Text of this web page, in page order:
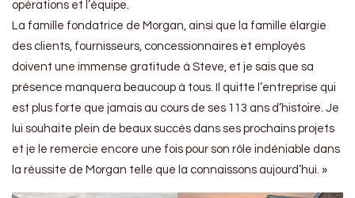
opérations et l’équipe.
La famille fondatrice de Morgan, ainsi que la famille élargie
des clients, fournisseurs, concessionnaires et employés
doivent une immense gratitude à Steve, et je sais que sa
présence manquera beaucoup à tous. Il quitte l’entreprise qui
est plus forte que jamais au cours de ses 113 ans d’histoire. Je
lui souhaite plein de beaux succès dans ses prochains projets
et je le remercie encore une fois pour son rôle indéniable dans
la réussite de Morgan telle que la connaissons aujourd’hui. »